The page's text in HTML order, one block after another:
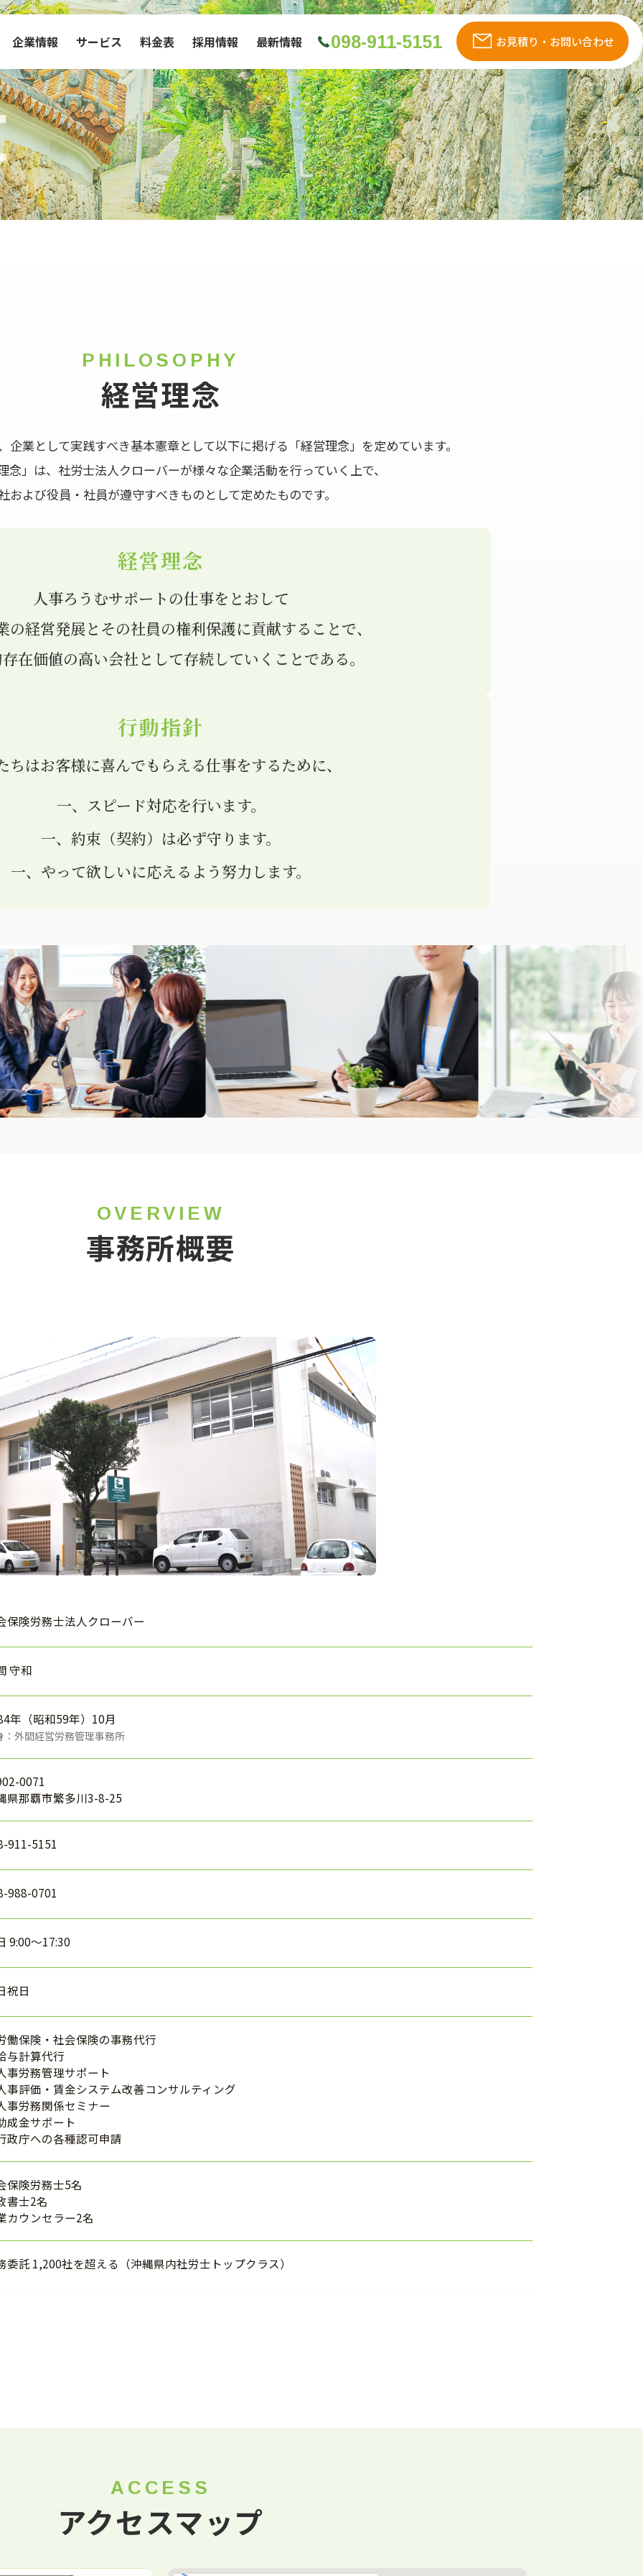
098-911-5151
企業情報 サービス 料金表 採用情報 最新情報 お見積り・お問い合わせ
PHILOSOPHY
経営理念
企業として実践すべき基本憲章として以下に掲げる「経営理念」を定めています。
念」は、社労士法人クローバーが様々な企業活動を行っていく上で、
および役員・社員が遵守すべきものとして定めたものです。
経営理念
人事ろうむサポートの仕事をとおして
の経営発展とその社員の権利保護に貢献することで、
在価値の高い会社として存続していくことである。
行動指針
ちはお客様に喜んでもらえる仕事をするために、
一、スピード対応を行います。
一、約束（契約）は必ず守ります。
一、やって欲しいに応えるよう努力します。
OVERVIEW
事務所概要
保険労務士法人クローバー
守和
年（昭和59年）10月
：外間経営労務管理事務所
0071
県那覇市繁多川3-8-25
911-5151
988-0701
9:00～17:30
祝日
働保険・社会保険の事務代行
与計算代行
事労務管理サポート
事評価・賃金システム改善コンサルティング
事労務関係セミナー
成金サポート
政庁への各種認可申請
保険労務士5名
書士2名
カウンセラー2名
委託 1,200社を超える（沖縄県内社労士トップクラス）
ACCESS
アクセスマップ